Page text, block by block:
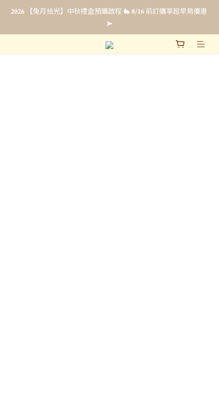
𝟐𝟎𝟐𝟔 【兔月拾光】中秋禮盒預購啟程 🐇 𝟖/𝟏𝟔 前訂購享超早鳥優惠
➤
𝟐𝟎𝟐𝟔 【兔月拾光】中秋禮盒預購啟程 🐇 𝟖/𝟏𝟔 前訂購享超早鳥優惠
➤
法式彌月禮・全新上市☁️ 𝟴/𝟯𝟭 前申請即享【限時免費試吃 & 優惠